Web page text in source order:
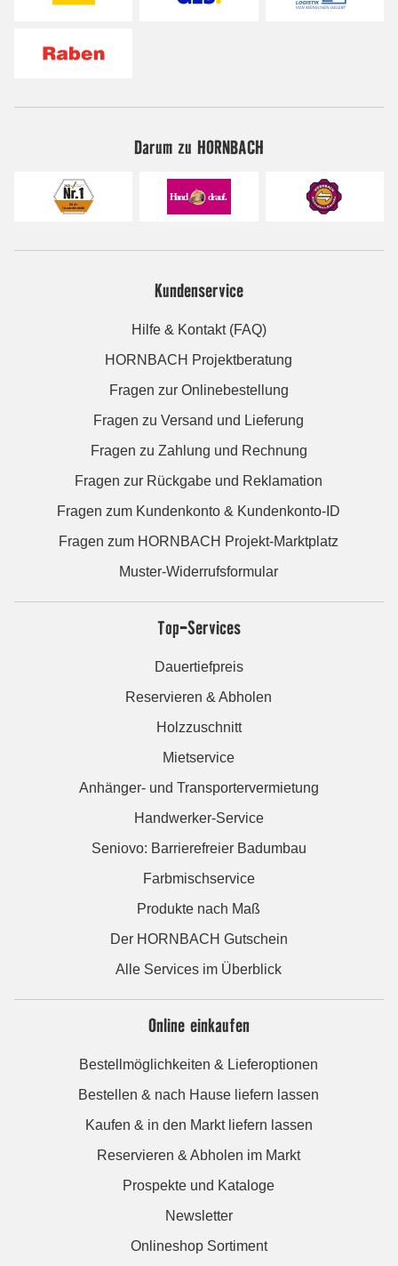
Darum zu HORNBACH
Kundenservice
Hilfe & Kontakt (FAQ)
HORNBACH Projektberatung
Fragen zur Onlinebestellung
Fragen zu Versand und Lieferung
Fragen zu Zahlung und Rechnung
Fragen zur Rückgabe und Reklamation
Fragen zum Kundenkonto & Kundenkonto-ID
Fragen zum HORNBACH Projekt-Marktplatz
Muster-Widerrufsformular
Top-Services
Dauertiefpreis
Reservieren & Abholen
Holzzuschnitt
Mietservice
Anhänger- und Transportervermietung
Handwerker-Service
Seniovo: Barrierefreier Badumbau
Farbmischservice
Produkte nach Maß
Der HORNBACH Gutschein
Alle Services im Überblick
Online einkaufen
Bestellmöglichkeiten & Lieferoptionen
Bestellen & nach Hause liefern lassen
Kaufen & in den Markt liefern lassen
Reservieren & Abholen im Markt
Prospekte und Kataloge
Newsletter
Onlineshop Sortiment